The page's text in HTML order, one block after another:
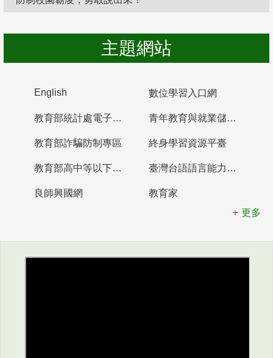
主題網站
English 數位學習入口網
教育部統計處電子書櫃 青年教育與就業儲蓄帳戶
教育部詐騙防制專區 終身學習資源平臺
教育部高中等以下學校及幼兒園教師資格檢定考試 臺灣台語語言能力認證網站
良師興國網
教育家
更多